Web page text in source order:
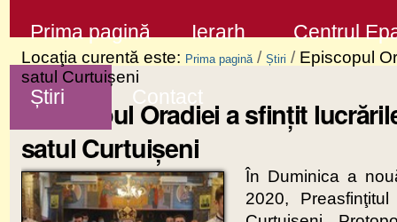
la
conţinut
Sari
la
navigare
Prima pagină Ierarh Centrul
Știri Contact
Locaţia curentă este: Prima pagină / Știri / Episcopul
satul Curtuișeni
Episcopul Oradiei a sfințit
satul Curtuișeni
În Duminica a
2020,